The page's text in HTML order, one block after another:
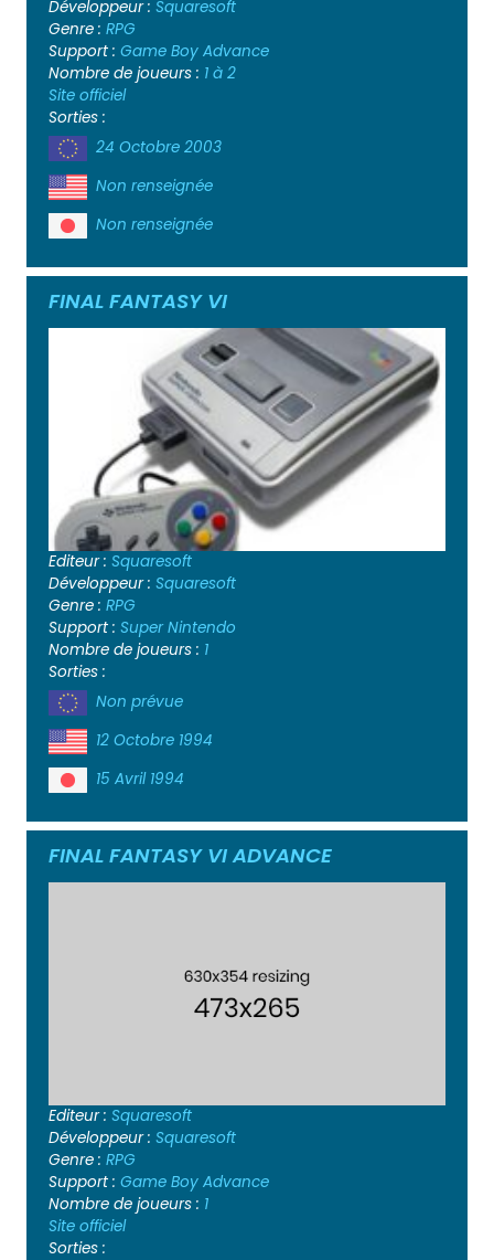
Développeur : Squaresoft
Genre : RPG
Support : Game Boy Advance
Nombre de joueurs : 1 à 2
Site officiel
Sorties :
24 Octobre 2003
Non renseignée
Non renseignée
FINAL FANTASY VI
Editeur : Squaresoft
Développeur : Squaresoft
Genre : RPG
Support : Super Nintendo
Nombre de joueurs : 1
Sorties :
Non prévue
12 Octobre 1994
15 Avril 1994
FINAL FANTASY VI ADVANCE
Editeur : Squaresoft
Développeur : Squaresoft
Genre : RPG
Support : Game Boy Advance
Nombre de joueurs : 1
Site officiel
Sorties :